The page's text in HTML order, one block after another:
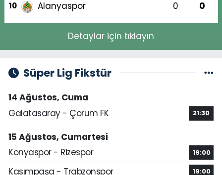
10 Alanyaspor 0 0
Detaylar için tıklayın
Süper Lig Fikstür
14 Ağustos, Cuma
Galatasaray - Çorum FK
21:30
15 Ağustos, Cumartesi
Konyaspor - Rizespor
19:00
Kasımpaşa - Trabzonspor 19:00